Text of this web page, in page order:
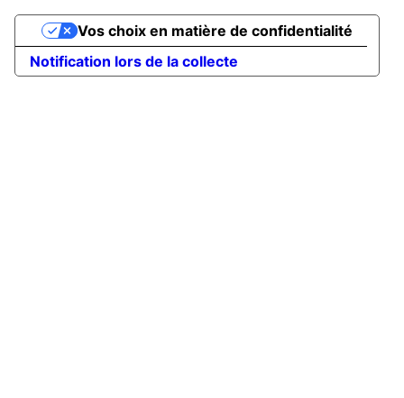
Notification lors de la collecte
Vos choix en matière de confidentialité